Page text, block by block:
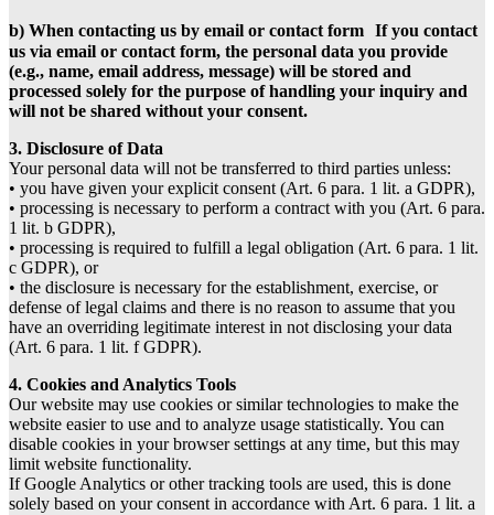
b) When contacting us by email or contact form If you contact
us via email or contact form, the personal data you provide
(e.g., name, email address, message) will be stored and
processed solely for the purpose of handling your inquiry and
will not be shared without your consent.
3. Disclosure of Data
Your personal data will not be transferred to third parties unless:
• you have given your explicit consent (Art. 6 para. 1 lit. a GDPR),
• processing is necessary to perform a contract with you (Art. 6 para.
1 lit. b GDPR),
• processing is required to fulfill a legal obligation (Art. 6 para. 1 lit.
c GDPR), or
• the disclosure is necessary for the establishment, exercise, or
defense of legal claims and there is no reason to assume that you
have an overriding legitimate interest in not disclosing your data
(Art. 6 para. 1 lit. f GDPR).
4. Cookies and Analytics Tools
Our website may use cookies or similar technologies to make the
website easier to use and to analyze usage statistically. You can
disable cookies in your browser settings at any time, but this may
limit website functionality.
If Google Analytics or other tracking tools are used, this is done
solely based on your consent in accordance with Art. 6 para. 1 lit. a